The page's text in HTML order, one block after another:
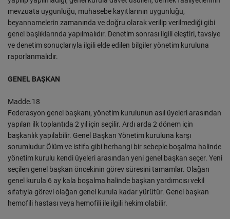
mevzuata uygunluğu, muhasebe kayıtlarının uygunluğu,
beyannamelerin zamanında ve doğru olarak verilip verilmediği gibi
genel başlıklarında yapılmalıdır. Denetim sonrası ilgili eleştiri, tavsiye
ve denetim sonuçlarıyla ilgili elde edilen bilgiler yönetim kuruluna
raporlanmalıdır.
GENEL BAŞKAN
Madde.18
Federasyon genel başkanı, yönetim kurulunun asıl üyeleri arasından
yapılan ilk toplantıda 2 yıl için seçilir. Ardı arda 2 dönem için
başkanlık yapılabilir. Genel Başkan Yönetim kuruluna karşı
sorumludur.Ölüm ve istifa gibi herhangi bir sebeple boşalma halinde
yönetim kurulu kendi üyeleri arasından yeni genel başkan seçer. Yeni
seçilen genel başkan öncekinin görev süresini tamamlar. Olağan
genel kurula 6 ay kala boşalma halinde başkan yardımcısı vekil
sıfatıyla görevi olağan genel kurula kadar yürütür. Genel başkan
hemofili hastası veya hemofili ile ilgili hekim olabilir.